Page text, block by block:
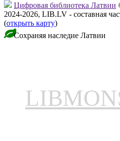
Цифровая библиотека Латвии
2024-2026, LIB.LV - составная
(открыть карту)
Сохраняя наследие Латвии